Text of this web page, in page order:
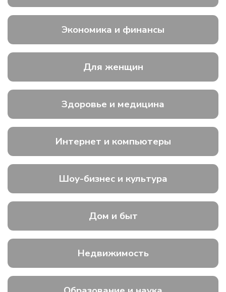
Экономика и финансы
Для женщин
Здоровье и медицина
Интернет и компьютеры
Шоу-бизнес и культура
Дом и быт
Недвижимость